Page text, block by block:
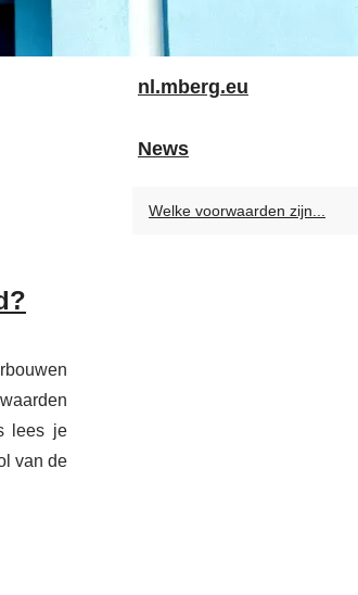
lees je
van de
nl.mberg.eu
News
Welke voorwaarden zijn...